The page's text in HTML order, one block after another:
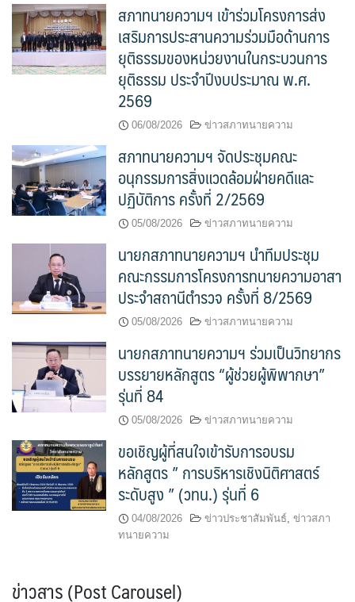
สภาทนายความฯ เข้าร่วมโครงการส่ง
เสริมการประสานความร่วมมือด้านการ
ยุติธรรมของหน่วยงานในกระบวนการ
ยุติธรรม ประจำปีงบประมาณ พ.ศ.
2569
06/08/2026 ข่าวสภาทนายความ
สภาทนายความฯ จัดประชุมคณะ
อนุกรรมการสิ่งแวดล้อมฝ่ายคดีและ
ปฏิบัติการ ครั้งที่ 2/2569
05/08/2026 ข่าวสภาทนายความ
นายกสภาทนายความฯ นำทีมประชุม
คณะกรรมการโครงการทนายความอาสา
ประจำสถานีตำรวจ ครั้งที่ 8/2569
05/08/2026 ข่าวสภาทนายความ
นายกสภาทนายความฯ ร่วมเป็นวิทยากร
บรรยายหลักสูตร “ผู้ช่วยผู้พิพากษา”
รุ่นที่ 84
05/08/2026 ข่าวสภาทนายความ
ขอเชิญผู้ที่สนใจเข้ารับการอบรม
หลักสูตร ” การบริหารเชิงนิติศาสตร์
ระดับสูง ” (วทน.) รุ่นที่ 6
04/08/2026 ข่าวประชาสัมพันธ์,ข่าวสภา
ทนายความ
ข่าวสาร (Post Carousel)